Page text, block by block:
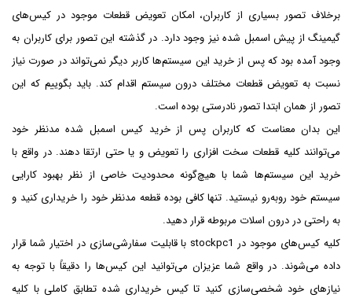
برخلاف تصور بسیاری از کاربران، امکان تعویض قطعات موجود در کیس‌های
گیمینگ از پیش اسمبل شده نیز وجود دارد. در گذشته این تصور برای کاربران به
وجود آمده بود که پس از خرید این سیستم‌ها کاربر دیگر نمی‌‌تواند در صورت نیاز
نسبت به تعویض قطعات مختلف درون سیستم اقدام کند. باید بگوییم که این
تصور از همان ابتدا تصور نادرستی بوده است.
این بدان معناست که کاربران پس از خرید کیس اسمبل شده مدنظر خود
می‌توانند کلیه قطعات سخت افزاری را تعویض و یا حتی ارتقا دهند. در واقع با
خرید این سیستم‌ها شما با هیچ‌گونه محدودیت خاصی از نظر بهبود کارایی
سیستم خود روبه‌رو نیستید. تنها کافی بوده قطعه مدنظر خود را خریداری کنید و
به راحتی در درون اسلات مربوطه قرار دهید.
کلیه کیس‌های موجود در stockpc1 با قابلیت سفارشی‌سازی در اختیار شما قرار
داده می‌شوند. در واقع شما عزیزان می‌توانید این کیس‌ها را دقیقاً با توجه به
نیازهای خود شخصی‌سازی کنید تا کیس خریداری شده تطابق کاملی با کلیه